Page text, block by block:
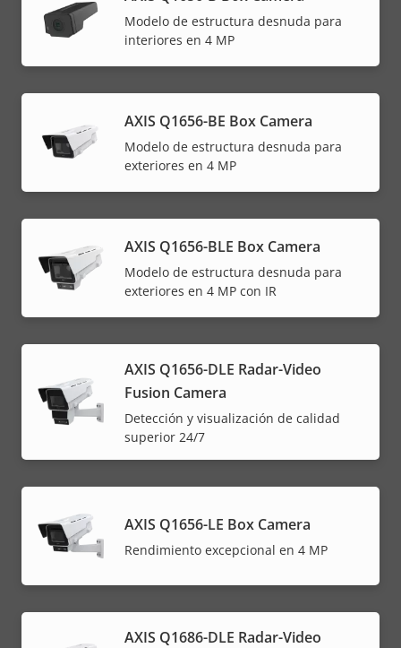
Modelo de estructura desnuda para
interiores en 4 MP
AXIS Q1656-BE Box Camera
Modelo de estructura desnuda para
exteriores en 4 MP
AXIS Q1656-BLE Box Camera
Modelo de estructura desnuda para
exteriores en 4 MP con IR
AXIS Q1656-DLE Radar-Video
Fusion Camera
Detección y visualización de calidad
superior 24/7
AXIS Q1656-LE Box Camera
Rendimiento excepcional en 4 MP
AXIS Q1686-DLE Radar-Video